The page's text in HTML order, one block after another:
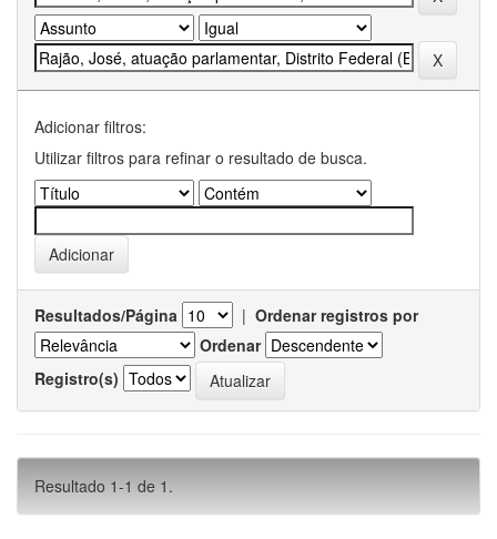
Adicionar filtros:
Utilizar filtros para refinar o resultado de busca.
Resultados/Página | Ordenar registros por
Ordenar
Registro(s)
Resultado 1-1 de 1.